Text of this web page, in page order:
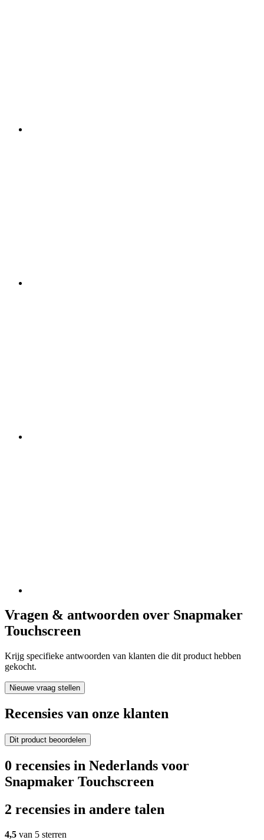
Vragen & antwoorden over Snapmaker
Touchscreen
Krijg specifieke antwoorden van klanten die dit product hebben
gekocht.
Nieuwe vraag stellen
Recensies van onze klanten
Dit product beoordelen
0 recensies in Nederlands voor
Snapmaker Touchscreen
2 recensies in andere talen
4,5 van 5 sterren